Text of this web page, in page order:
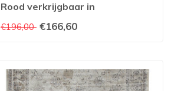
Rood verkrijgbaar in
verschillende afmetingen
€196,00 €166,60